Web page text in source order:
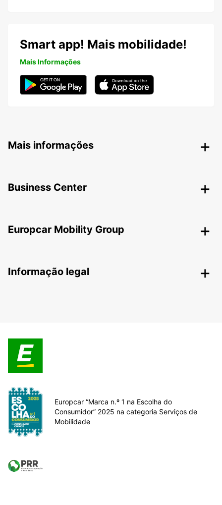
Smart app! Mais mobilidade!
Mais Informações
Mais informações
Business Center
Europcar Mobility Group
Informação legal
Europcar “Marca n.º 1 na Escolha do
Consumidor” 2025 na categoria Serviços de
Mobilidade